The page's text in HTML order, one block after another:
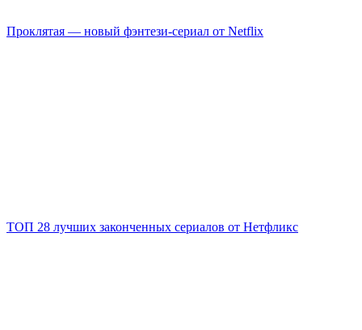
Проклятая — новый фэнтези-сериал от Netflix
ТОП 28 лучших законченных сериалов от Нетфликс